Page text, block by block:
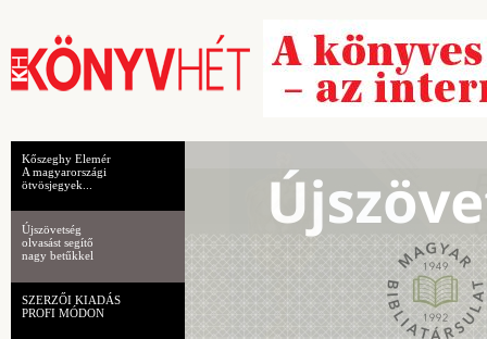
Kőszeghy Elemér
A magyarországi
ötvösjegyek...
Újszövetség
olvasást segítő
nagy betűkkel
SZERZŐI KIADÁS
PROFI MÓDON